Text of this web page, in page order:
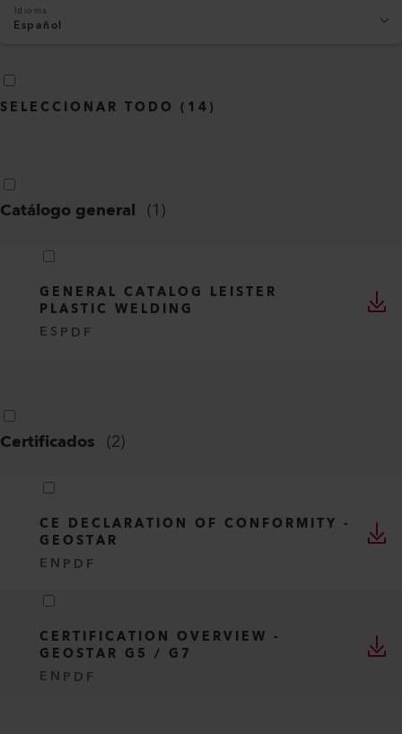
Idioma
Español
SELECCIONAR TODO ( 14)
Catálogo general (1)
GENERAL CATALOG LEISTER
PLASTIC WELDING
ES PDF
Certificados (2)
CE DECLARATION OF CONFORMITY -
GEOSTAR
EN PDF
CERTIFICATION OVERVIEW -
GEOSTAR G5 / G7
EN PDF